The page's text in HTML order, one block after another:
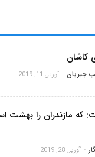
کاشان
جیریان - آوریل 11, 2019
که مازندران را بهشت‌
- آوریل 28, 2019